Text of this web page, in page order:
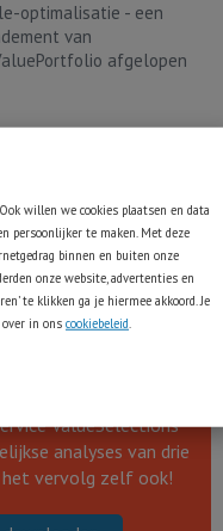
willen we cookies plaatsen en data
persoonlijker te maken. Met deze
binnen en buiten onze
onze website, advertenties en
te klikken ga je hiermee akkoord. Je
in ons cookiebeleid
optimalisatie - een
van
afgelopen
dit artikel!
ValueSelections
analyses van drie
het vervolg zelf ook!